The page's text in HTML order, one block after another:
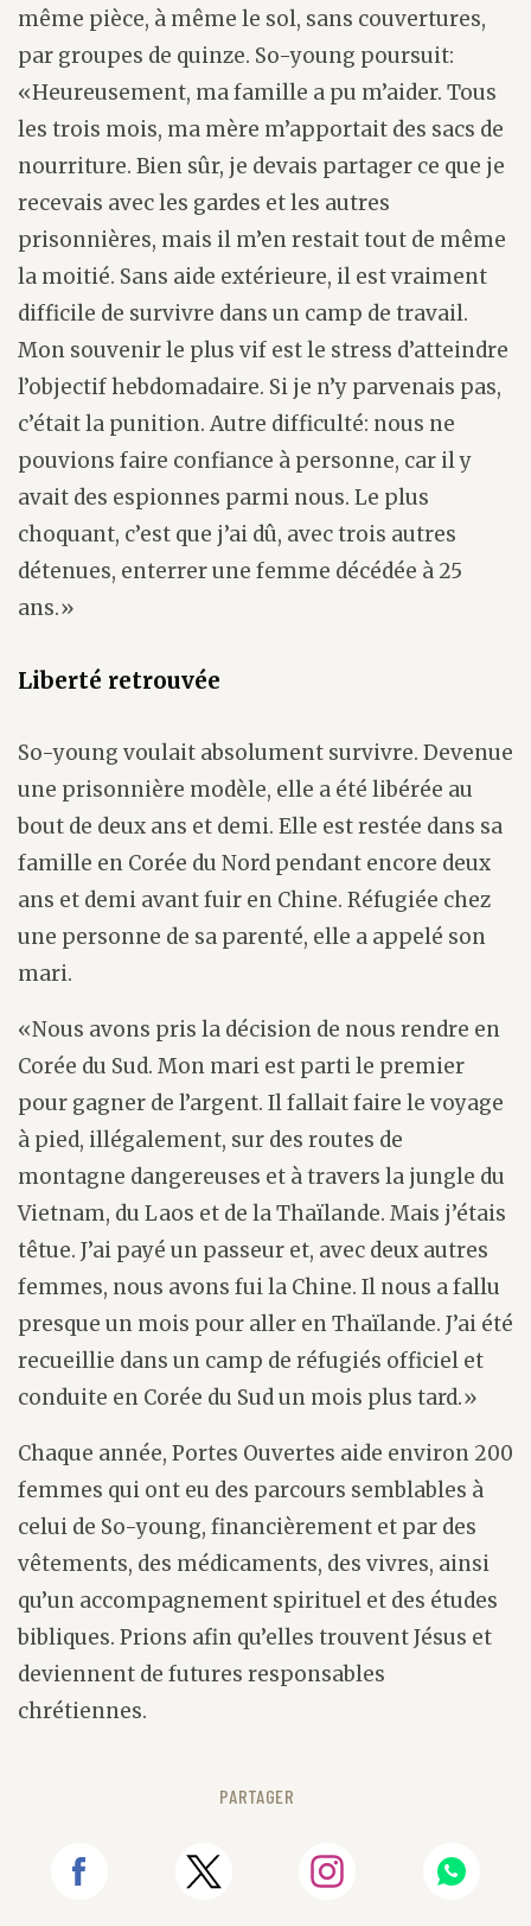
même pièce, à même le sol, sans couvertures,
par groupes de quinze. So-young poursuit:
«Heureusement, ma famille a pu m’aider. Tous
les trois mois, ma mère m’apportait des sacs de
nourriture. Bien sûr, je devais partager ce que je
recevais avec les gardes et les autres
prisonnières, mais il m’en restait tout de même
la moitié. Sans aide extérieure, il est vraiment
difficile de survivre dans un camp de travail.
Mon souvenir le plus vif est le stress d’atteindre
l’objectif hebdomadaire. Si je n’y parvenais pas,
c’était la punition. Autre difficulté: nous ne
pouvions faire confiance à personne, car il y
avait des espionnes parmi nous. Le plus
choquant, c’est que j’ai dû, avec trois autres
détenues, enterrer une femme décédée à 25
ans.»
Liberté retrouvée
So-young voulait absolument survivre. Devenue
une prisonnière modèle, elle a été libérée au
bout de deux ans et demi. Elle est restée dans sa
famille en Corée du Nord pendant encore deux
ans et demi avant fuir en Chine. Réfugiée chez
une personne de sa parenté, elle a appelé son
mari.
«Nous avons pris la décision de nous rendre en
Corée du Sud. Mon mari est parti le premier
pour gagner de l’argent. Il fallait faire le voyage
à pied, illégalement, sur des routes de
montagne dangereuses et à travers la jungle du
Vietnam, du Laos et de la Thaïlande. Mais j’étais
têtue. J’ai payé un passeur et, avec deux autres
femmes, nous avons fui la Chine. Il nous a fallu
presque un mois pour aller en Thaïlande. J’ai été
recueillie dans un camp de réfugiés officiel et
conduite en Corée du Sud un mois plus tard.»
Chaque année, Portes Ouvertes aide environ 200
femmes qui ont eu des parcours semblables à
celui de So-young, financièrement et par des
vêtements, des médicaments, des vivres, ainsi
qu’un accompagnement spirituel et des études
bibliques. Prions afin qu’elles trouvent Jésus et
deviennent de futures responsables
chrétiennes.
PARTAGER